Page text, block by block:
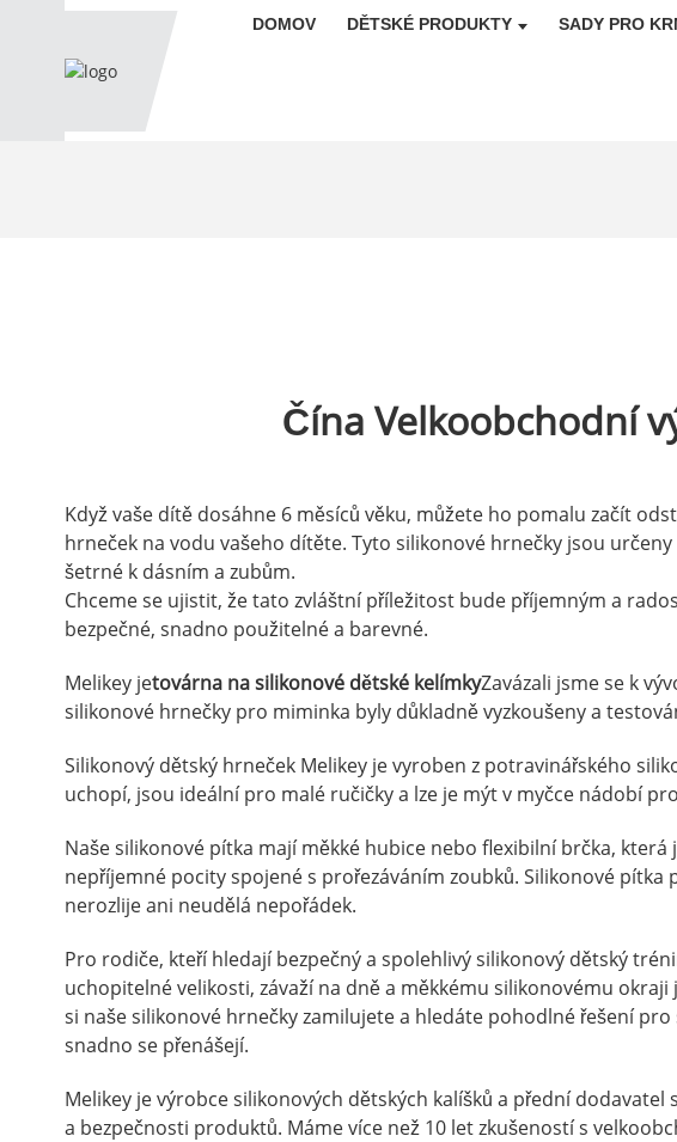
DOMOV DĚTSKÉ PRODUKTY SADY PRO
Čína Velkoobchodní
Když vaše dítě dosáhne 6 měsíců věku, můžete ho pomalu začít
hrneček na vodu vašeho dítěte. Tyto silikonové hrnečky jsou
šetrné k dásním a zubům.
Chceme se ujistit, že tato zvláštní příležitost bude příjemným a
bezpečné, snadno použitelné a barevné.
Melikey jetovárna na silikonové dětské kelímkyZavázali jsme se k
silikonové hrnečky pro miminka byly důkladně vyzkoušeny a
Silikonový dětský hrneček Melikey je vyroben z potravinářského
uchopí, jsou ideální pro malé ručičky a lze je mýt v myčce nádobí
Naše silikonové pítka mají měkké hubice nebo flexibilní brčka,
nepříjemné pocity spojené s prořezáváním zoubků. Silikonové
nerozlije ani neudělá nepořádek.
Pro rodiče, kteří hledají bezpečný a spolehlivý silikonový dětský
uchopitelné velikosti, závaží na dně a měkkému silikonovému
si naše silikonové hrnečky zamilujete a hledáte pohodlné řešení
snadno se přenášejí.
Melikey je výrobce silikonových dětských kalíšků a přední
a bezpečnosti produktů. Máme více než 10 let zkušeností s